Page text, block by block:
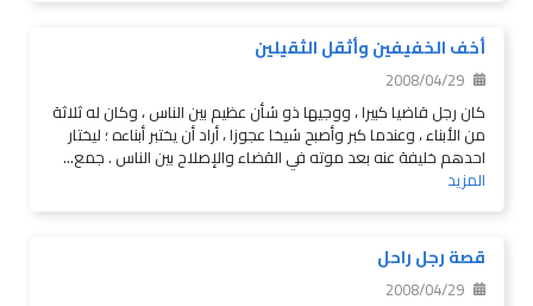
أخف الخفيفين وأثقل الثقيلين
2008/04/29
كان رجل قاضيا كبيرا ، ووجيها ذو شأن عظيم بين الناس ، وكان له ثلاثة
من الأبناء ، وعندما كبر وأصبح شيخا عجوزا ، أراد أن يختبر أبناءه ؛ ليختار
احدهم خليفة عنه بعد موته في القضاء والإصلاح بين الناس . جمع...
المزيد
قصة رجل راحل
2008/04/29